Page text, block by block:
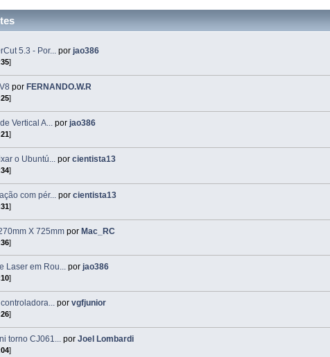
5.3 - Por... porjao386
]
porFERNANDO.W.R
]
Vertical A... porjao386
]
o Ubuntú... porcientista13
]
com pér... porcientista13
]
X 725mm porMac_RC
]
Laser em Rou... por jao386
]
porvgfjunior
]
torno CJ061... porJoel Lombardi
]